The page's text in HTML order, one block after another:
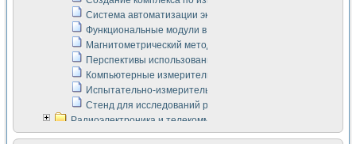
Система автоматизации экспериментальных
Функциональные модули в стандарте Nl SCXI для
Магнитометрический метод в дефектоскопии сварных
Перспективы использования машинного зрения в
Компьютерные измерительные системы для
Испытательно-измерительный комплекс аппаратуры для
Стенд для исследований рабочих процессов ДВС в
Радиоэлектроника и телекоммуникации
LabVIEW в расчетах радиолиний систем передачи данных